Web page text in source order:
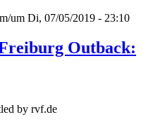
um Di, 07/05/2019 - 23:10
Outback:
by rvf.de